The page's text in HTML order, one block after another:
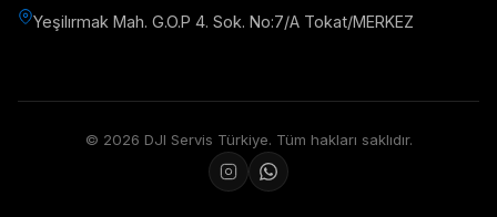
Yeşilırmak Mah. G.O.P 4. Sok. No:7/A Tokat/MERKEZ
© 2026 DJI Servis Türkiye. Tüm hakları saklıdır.